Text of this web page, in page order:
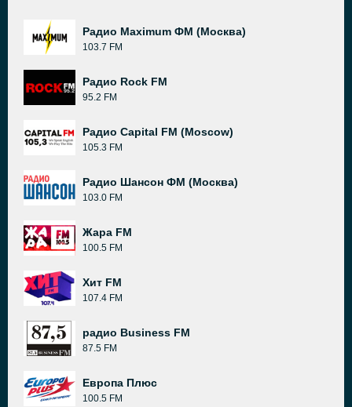
Радио Maximum ФМ (Москва)
103.7 FM
Радио Rock FM
95.2 FM
Радио Capital FM (Moscow)
105.3 FM
Радио Шансон ФМ (Москва)
103.0 FM
Жара FM
100.5 FM
Хит FM
107.4 FM
радио Business FM
87.5 FM
Европа Плюс
100.5 FM